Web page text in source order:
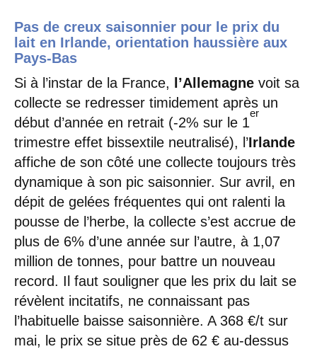
Pas de creux saisonnier pour le prix du
lait en Irlande, orientation haussière aux
Pays-Bas
Si à l’instar de la France,
l’Allemagne voit sa
collecte se redresser timidement après un
début d’année en retrait (-2% sur le 1
er
trimestre effet bissextile neutralisé), l’Irlande
affiche de son côté une collecte toujours très
dynamique à son pic saisonnier. Sur avril, en
dépit de gelées fréquentes qui ont ralenti la
pousse de l’herbe, la collecte s’est accrue de
plus de 6% d’une année sur l’autre, à 1,07
million de tonnes, pour battre un nouveau
record. Il faut souligner que les prix du lait se
révèlent incitatifs, ne connaissant pas
l’habituelle baisse saisonnière. A 368 €/t sur
mai, le prix se situe près de 62 € au-dessus